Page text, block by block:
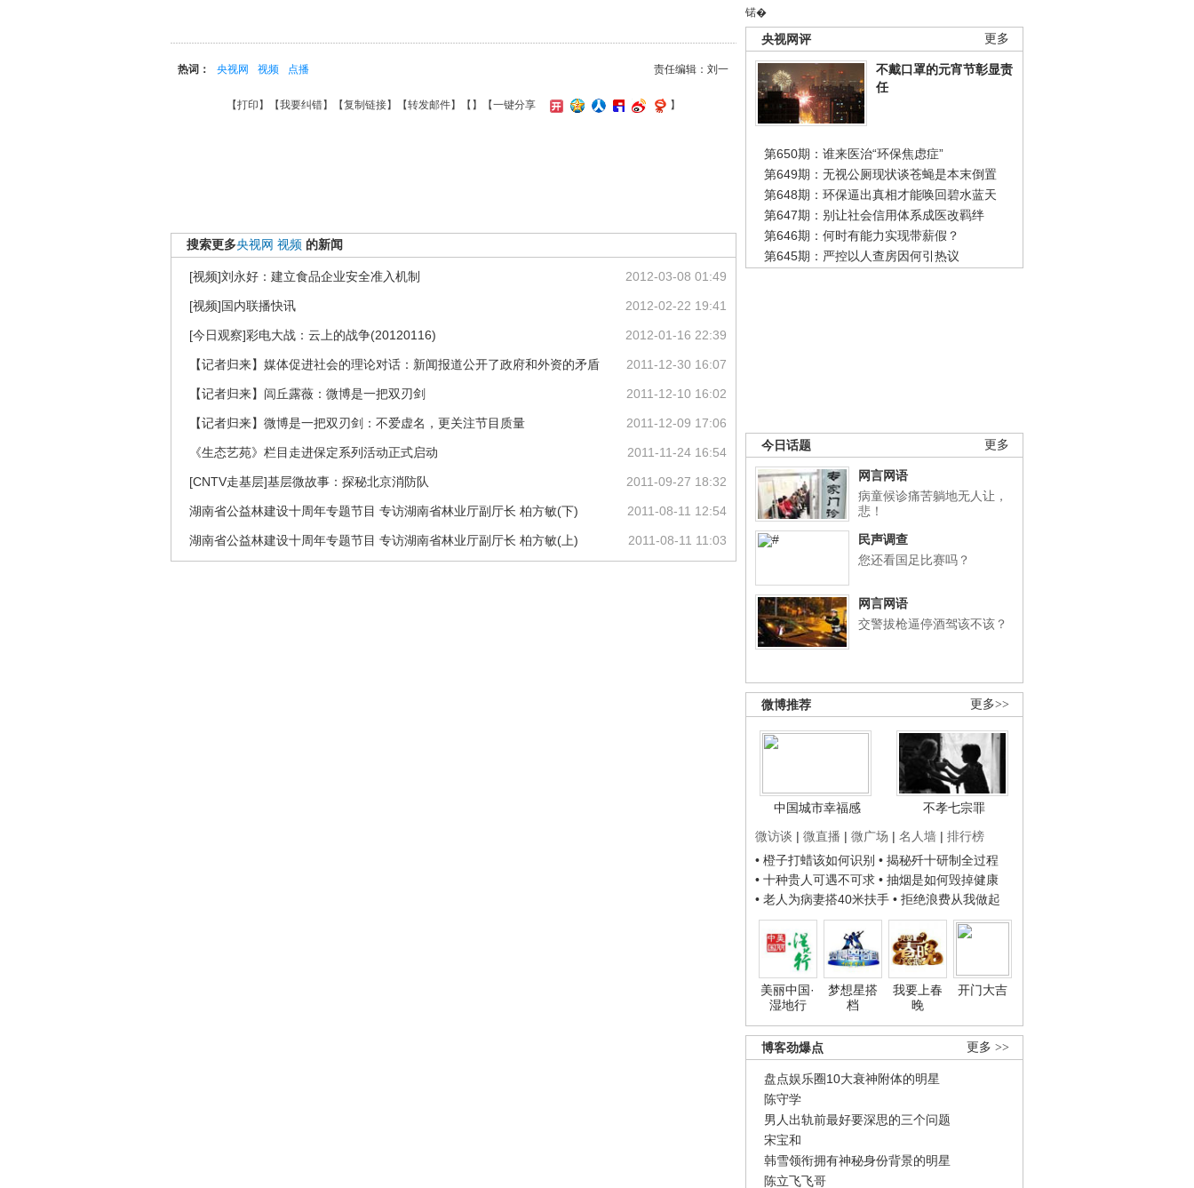
锘�
更多
央视网评
不戴口罩的元宵节彰显责
任
第650期：谁来医治“环保焦虑症”
第649期：无视公厕现状谈苍蝇是本末倒置
第648期：环保逼出真相才能唤回碧水蓝天
第647期：别让社会信用体系成医改羁绊
第646期：何时有能力实现带薪假？
第645期：严控以人查房因何引热议
更多
今日话题
网言网语
病童候诊痛苦躺地无人让，
悲！
民声调查
您还看国足比赛吗？
网言网语
交警拔枪逼停酒驾该不该？
更多>>
微博推荐
中国城市幸福感
不孝七宗罪
微访谈 | 微直播 | 微广场 | 名人墙 | 排行榜
• 橙子打蜡该如何识别 • 揭秘歼十研制全过程
• 十种贵人可遇不可求 • 抽烟是如何毁掉健康
• 老人为病妻搭40米扶手 • 拒绝浪费从我做起
美丽中国·
湿地行
梦想星搭
档
我要上春
晚
开门大吉
更多 >>
博客劲爆点
盘点娱乐圈10大衰神附体的明星
陈守学
男人出轨前最好要深思的三个问题
宋宝和
韩雪领衔拥有神秘身份背景的明星
陈立飞飞哥
责任编辑：刘一
热词： 央视网 视频 点播
【打印 】【我要纠错】【复制链接】【转发邮件】【 】 【一键分享 】
搜索更多央视网 视频 的新闻
2012-03-08 01:49
[视频]刘永好：建立食品企业安全准入机制
2012-02-22 19:41
[视频]国内联播快讯
2012-01-16 22:39
[今日观察]彩电大战：云上的战争(20120116)
2011-12-30 16:07
【记者归来】媒体促进社会的理论对话：新闻报道公开了政府和外资的矛盾
2011-12-10 16:02
【记者归来】闾丘露薇：微博是一把双刃剑
2011-12-09 17:06
【记者归来】微博是一把双刃剑：不爱虚名，更关注节目质量
2011-11-24 16:54
《生态艺苑》栏目走进保定系列活动正式启动
2011-09-27 18:32
[CNTV走基层]基层微故事：探秘北京消防队
2011-08-11 12:54
湖南省公益林建设十周年专题节目 专访湖南省林业厅副厅长 柏方敏(下)
2011-08-11 11:03
湖南省公益林建设十周年专题节目 专访湖南省林业厅副厅长 柏方敏(上)